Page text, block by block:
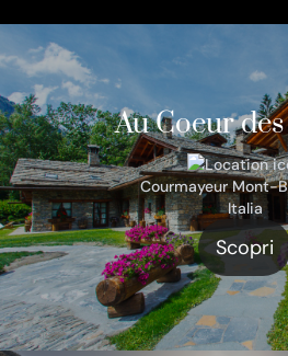
Au Coeur
Courmayeur Mont-
Italia
Scopri